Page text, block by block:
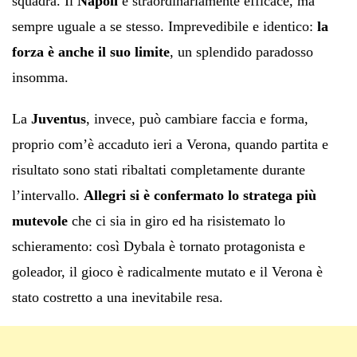
sempre uguale a se stesso. Imprevedibile e identico: la
forza è anche il suo limite, un splendido paradosso
insomma.
La Juventus, invece, può cambiare faccia e forma,
proprio com’è accaduto ieri a Verona, quando partita e
risultato sono stati ribaltati completamente durante
l’intervallo. Allegri si è confermato lo stratega più
mutevole che ci sia in giro ed ha risistemato lo
schieramento: così Dybala è tornato protagonista e
goleador, il gioco è radicalmente mutato e il Verona è
stato costretto a una inevitabile resa.